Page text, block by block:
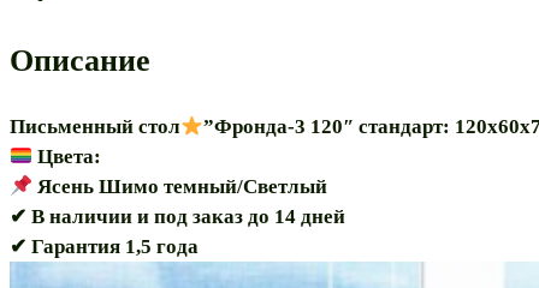
120"
Описание
Письменный стол
”Фронда-3 120″ стандарт:
Цвета:
Ясень Шимо темный/Светлый
✔ В наличии и под заказ до 14 дней
✔ Гарантия 1,5 года